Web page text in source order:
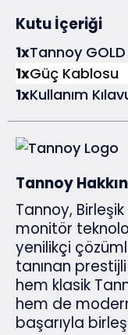
Kutu İçeriği
1xTannoy
1xGüç Kablosu
1xKullanım
Tannoy
Tannoy,
monitör
yenilikçi
tanınan
hem klasik
hem de
başarıyla